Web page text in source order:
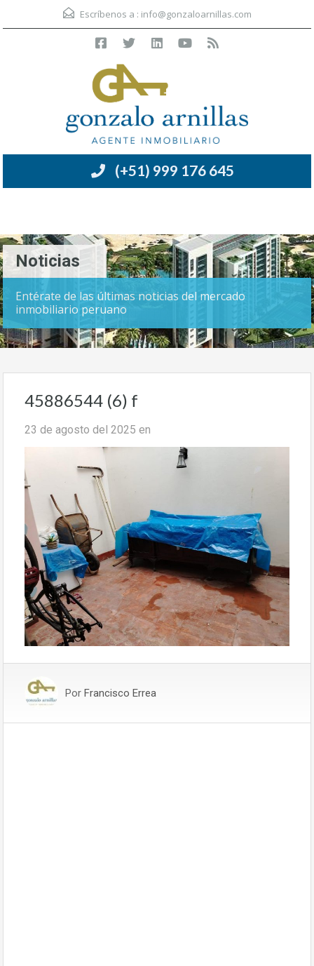
Escríbenos a : info@gonzaloarnillas.com
(+51) 999 176 645
Noticias
Entérate de las últimas noticias del mercado
inmobiliario peruano
45886544 (6) f
23 de agosto del 2025 en
Por Francisco Errea